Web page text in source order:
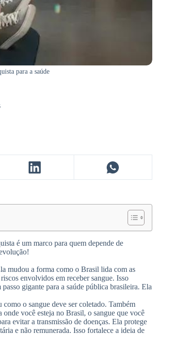
para a saúde
é um marco para quem depende de
mudou a forma como o Brasil lida com as
envolvidos em receber sangue. Isso
gigante para a saúde pública brasileira. Ela
o sangue deve ser coletado. Também
você esteja no Brasil, o sangue que você
evitar a transmissão de doenças. Ela protege
e não remunerada. Isso fortalece a ideia de